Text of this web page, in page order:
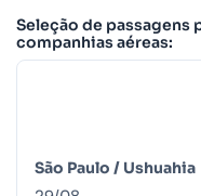
Seleção de passagens
companhias aéreas:
São Paulo / Ushuahia